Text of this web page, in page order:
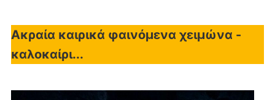
Ακραία καιρικά φαινόμενα χειμώνα -
καλοκαίρι...